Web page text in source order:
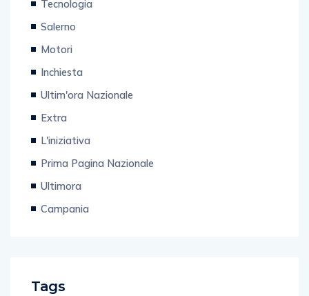
Salerno
Motori
Inchiesta
Ultim'ora Nazionale
Extra
L'iniziativa
Prima Pagina Nazionale
Ultimora
Campania